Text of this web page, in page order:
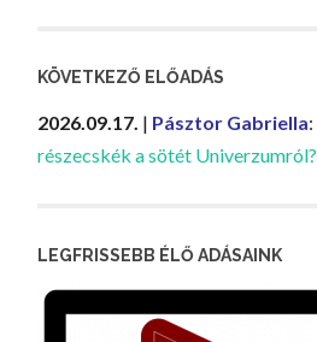
KÖVETKEZŐ ELŐADÁS
2026.09.17. | Pásztor Gabriella:
részecskék a sötét Univerzumról?
LEGFRISSEBB ÉLŐ ADÁSAINK